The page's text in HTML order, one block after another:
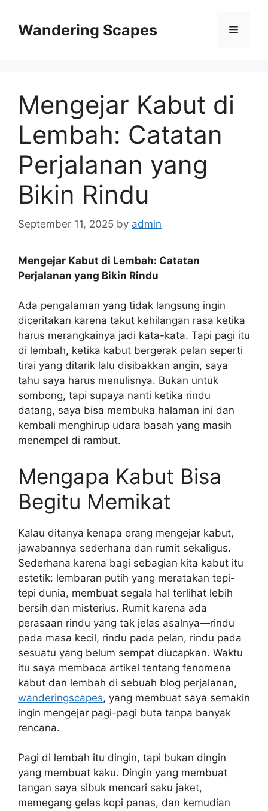
contentWandering Scapes Menu
Mengejar Kabut di
Lembah: Catatan
Perjalanan yang
Bikin Rindu
September 11, 2025 by admin
Mengejar Kabut di Lembah: Catatan
Perjalanan yang Bikin Rindu
Ada pengalaman yang tidak langsung ingin
diceritakan karena takut kehilangan rasa ketika
harus merangkainya jadi kata-kata. Tapi pagi itu
di lembah, ketika kabut bergerak pelan seperti
tirai yang ditarik lalu disibakkan angin, saya
tahu saya harus menulisnya. Bukan untuk
sombong, tapi supaya nanti ketika rindu
datang, saya bisa membuka halaman ini dan
kembali menghirup udara basah yang masih
menempel di rambut.
Mengapa Kabut Bisa
Begitu Memikat
Kalau ditanya kenapa orang mengejar kabut,
jawabannya sederhana dan rumit sekaligus.
Sederhana karena bagi sebagian kita kabut itu
estetik: lembaran putih yang meratakan tepi-
tepi dunia, membuat segala hal terlihat lebih
bersih dan misterius. Rumit karena ada
perasaan rindu yang tak jelas asalnya—rindu
pada masa kecil, rindu pada pelan, rindu pada
sesuatu yang belum sempat diucapkan. Waktu
itu saya membaca artikel tentang fenomena
kabut dan lembah di sebuah blog perjalanan,
wanderingscapes, yang membuat saya semakin
ingin mengejar pagi-pagi buta tanpa banyak
rencana.
Pagi di lembah itu dingin, tapi bukan dingin
yang membuat kaku. Dingin yang membuat
tangan saya sibuk mencari saku jaket,
memegang gelas kopi panas, dan kemudian